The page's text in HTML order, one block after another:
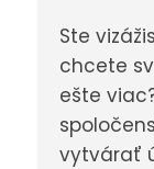
Ste
chcete
ešte
vytvárať